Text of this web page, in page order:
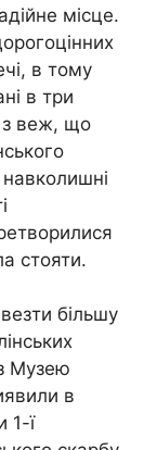
місце.
в тому
в три
з веж, що
стояти.
більшу
Музею
в
1-ї